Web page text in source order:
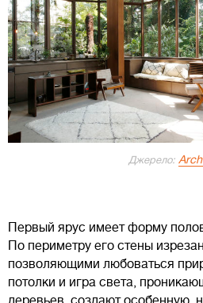
Джерело:
Первый ярус имеет форму
По периметру его стены
позволяющими любоваться
потолки и игра света,